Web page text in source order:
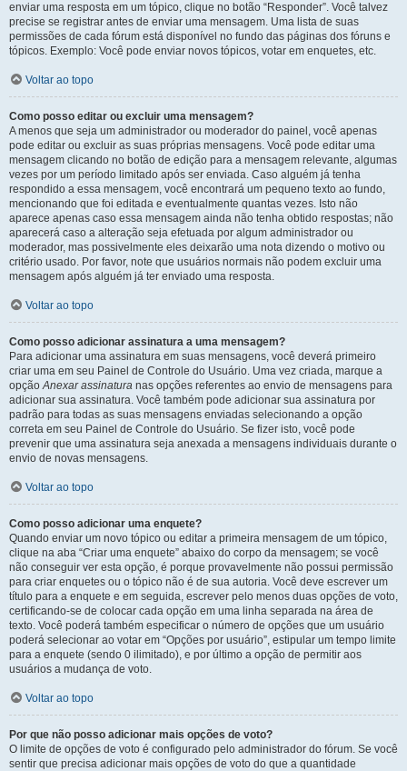
enviar uma resposta em um tópico, clique no botão “Responder”. Você talvez
precise se registrar antes de enviar uma mensagem. Uma lista de suas
permissões de cada fórum está disponível no fundo das páginas dos fóruns e
tópicos. Exemplo: Você pode enviar novos tópicos, votar em enquetes, etc.
Voltar ao topo
Como posso editar ou excluir uma mensagem?
A menos que seja um administrador ou moderador do painel, você apenas
pode editar ou excluir as suas próprias mensagens. Você pode editar uma
mensagem clicando no botão de edição para a mensagem relevante, algumas
vezes por um período limitado após ser enviada. Caso alguém já tenha
respondido a essa mensagem, você encontrará um pequeno texto ao fundo,
mencionando que foi editada e eventualmente quantas vezes. Isto não
aparece apenas caso essa mensagem ainda não tenha obtido respostas; não
aparecerá caso a alteração seja efetuada por algum administrador ou
moderador, mas possivelmente eles deixarão uma nota dizendo o motivo ou
critério usado. Por favor, note que usuários normais não podem excluir uma
mensagem após alguém já ter enviado uma resposta.
Voltar ao topo
Como posso adicionar assinatura a uma mensagem?
Para adicionar uma assinatura em suas mensagens, você deverá primeiro
criar uma em seu Painel de Controle do Usuário. Uma vez criada, marque a
opçãoAnexar assinatura nas opções referentes ao envio de mensagens para
adicionar sua assinatura. Você também pode adicionar sua assinatura por
padrão para todas as suas mensagens enviadas selecionando a opção
correta em seu Painel de Controle do Usuário. Se fizer isto, você pode
prevenir que uma assinatura seja anexada a mensagens individuais durante o
envio de novas mensagens.
Voltar ao topo
Como posso adicionar uma enquete?
Quando enviar um novo tópico ou editar a primeira mensagem de um tópico,
clique na aba “Criar uma enquete” abaixo do corpo da mensagem; se você
não conseguir ver esta opção, é porque provavelmente não possui permissão
para criar enquetes ou o tópico não é de sua autoria. Você deve escrever um
título para a enquete e em seguida, escrever pelo menos duas opções de voto,
certificando-se de colocar cada opção em uma linha separada na área de
texto. Você poderá também especificar o número de opções que um usuário
poderá selecionar ao votar em “Opções por usuário”, estipular um tempo limite
para a enquete (sendo 0 ilimitado), e por último a opção de permitir aos
usuários a mudança de voto.
Voltar ao topo
Por que não posso adicionar mais opções de voto?
O limite de opções de voto é configurado pelo administrador do fórum. Se você
sentir que precisa adicionar mais opções de voto do que a quantidade